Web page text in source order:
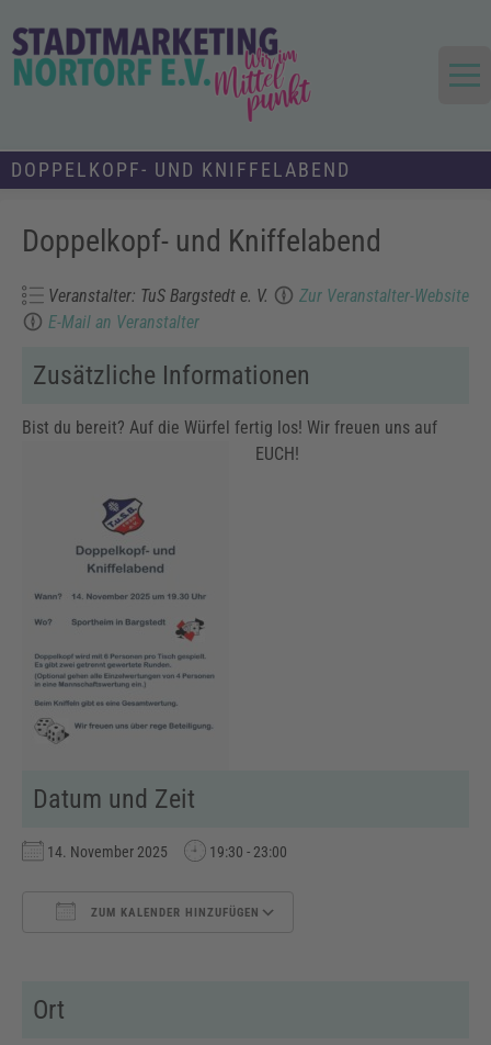
content
Stadtmarketing und Tourismus
Nortorf und Umland e.V.
DOPPELKOPF- UND KNIFFELABEND
Doppelkopf- und Kniffelabend
Veranstalter: TuS Bargstedt e. V.
Zur Veranstalter-Website
E-Mail an Veranstalter
Zusätzliche Informationen
Bist du bereit? Auf die Würfel fertig los! Wir freuen uns auf
EUCH!
Datum und Zeit
14. November 2025 19:30 - 23:00
ZUM KALENDER HINZUFÜGEN
Ort